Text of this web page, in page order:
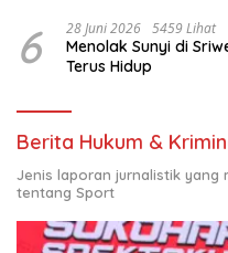
6 28 Juni 2026 5459 Lihat
Menolak Sunyi di
Terus Hidup
Berita Hukum &
Jenis laporan jurnalistik yang
tentang Sport